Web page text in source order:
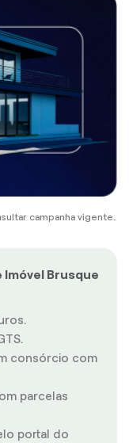
campanha vigente.
Imóvel Brusque
consórcio com
parcelas
portal do